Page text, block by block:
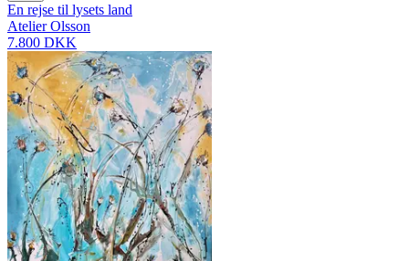
En rejse til lysets land
Atelier Olsson
7.800 DKK